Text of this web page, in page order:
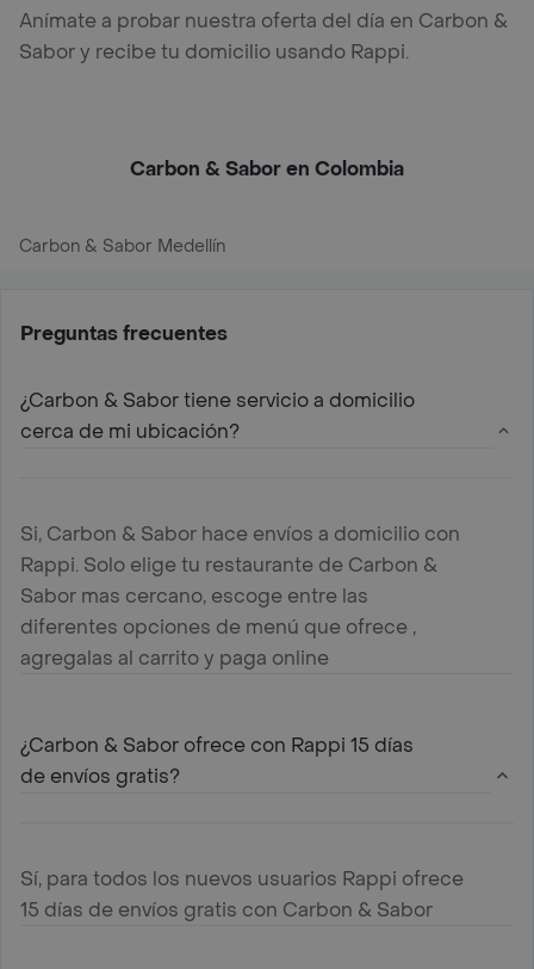
Anímate a probar nuestra oferta del día en Carbon &
Sabor y recibe tu domicilio usando Rappi.
Carbon & Sabor en Colombia
Carbon & Sabor Medellín
Preguntas frecuentes
¿Carbon & Sabor tiene servicio a domicilio
cerca de mi ubicación?
Si, Carbon & Sabor hace envíos a domicilio con
Rappi. Solo elige tu restaurante de Carbon &
Sabor mas cercano, escoge entre las
diferentes opciones de menú que ofrece ,
agregalas al carrito y paga online
¿Carbon & Sabor ofrece con Rappi 15 días
de envíos gratis?
Sí, para todos los nuevos usuarios Rappi ofrece
15 días de envíos gratis con Carbon & Sabor